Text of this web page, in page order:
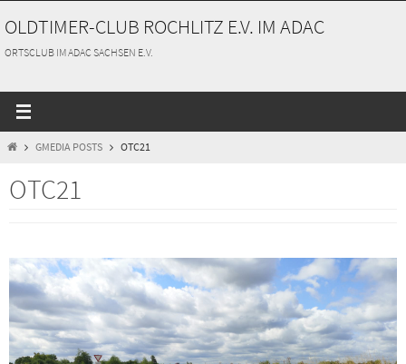
Inhalt
springen
OLDTIMER-CLUB ROCHLITZ E.V. IM ADAC
ORTSCLUB IM ADAC SACHSEN E.V.
STARTGMEDIA POSTS OTC21
OTC21